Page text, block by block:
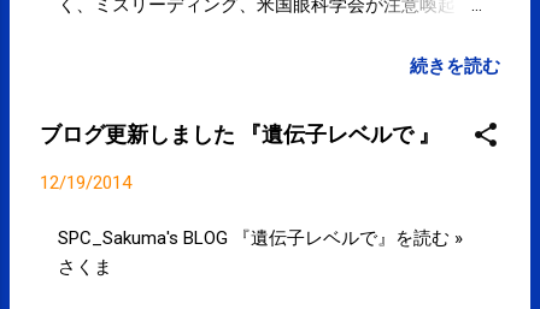
18:24:19 「整形外科も接(整)骨院も同
り。。柔整師の違法診療・不正請求は
らうしかないのかも。柔整師と提携し
ている医師の話も聞くけど。。。
ルコンディショニング(@SPCstyle) -
く、ミスリーディング、米国眼科学会が注意喚起 |
ギングやサイクリングは遺伝子レベルで筋肉の代謝
SPC_Sakuma's BLOG goo.gl/468aGR posted at
16:28:05 You are subscribed to email updates from
サクマフィジカルコンディショニング(@SPCstyle) -
unsubscribe now . Email delivery powered by Google
Google Inc., 1600 Amphitheatre Parkway, Mountain
続きを読む
ブログ更新しました 『遺伝子レベルで 』
12/19/2014
SPC_Sakuma's BLOG 『遺伝子レベルで』を読む »
さくま